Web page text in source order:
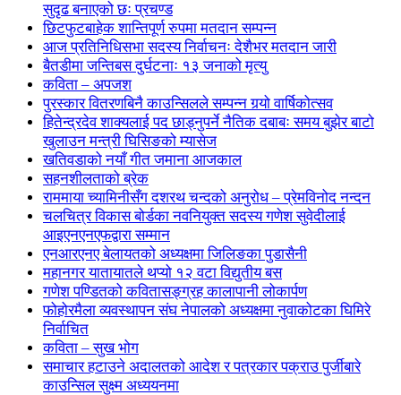
सुदृढ बनाएको छः प्रचण्ड
छिटफुटबाहेक शान्तिपूर्ण रुपमा मतदान सम्पन्न
आज प्रतिनिधिसभा सदस्य निर्वाचनः देशैभर मतदान जारी
बैतडीमा जन्तिबस दुर्घटनाः १३ जनाको मृत्यु
कविता – अपजश
पुरस्कार वितरणबिनै काउन्सिलले सम्पन्न गर्‍यो वार्षिकोत्सव
हितेन्द्रदेव शाक्यलाई पद छाड्नुपर्ने नैतिक दबाबः समय बुझेर बाटो
खुलाउन मन्त्री घिसिङको म्यासेज
खतिवडाको नयाँ गीत जमाना आजकाल
सहनशीलताको ब्रेक
राममाया च्यामिनीसँग दशरथ चन्दको अनुरोध – प्रेमविनोद नन्दन
चलचित्र विकास बोर्डका नवनियुक्त सदस्य गणेश सुवेदीलाई
आइएनएनएफद्वारा सम्मान
एनआरएनए बेलायतको अध्यक्षमा जिलिङका पुडासैनी
महानगर यातायातले थप्यो १२ वटा विद्युतीय बस
गणेश पण्डितको कवितासङ्ग्रह कालापानी लोकार्पण
फोहोरमैला व्यवस्थापन संघ नेपालको अध्यक्षमा नुवाकोटका घिमिरे
निर्वाचित
कविता – सुख भोग
समाचार हटाउने अदालतको आदेश र पत्रकार पक्राउ पुर्जीबारे
काउन्सिल सुक्ष्म अध्ययनमा